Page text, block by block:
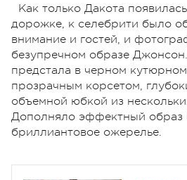
Как только Дакота
дорожке, к селебрити было
внимание и гостей, и
безупречном образе
предстала в черном
прозрачным корсетом,
объемной юбкой из
Дополняло эффектный образ
бриллиантовое ожерелье.